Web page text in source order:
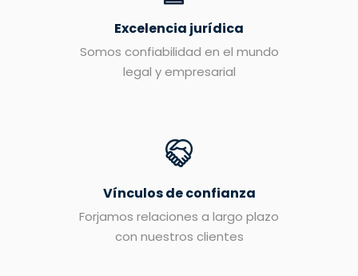
Excelencia jurídica
Somos confiabilidad en el mundo
legal y empresarial
Vínculos de confianza
Forjamos relaciones a largo plazo
con nuestros clientes